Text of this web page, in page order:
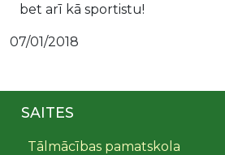
bet arī kā sportistu!
07/01/2018
SAITES
Tālmācības pamatskola